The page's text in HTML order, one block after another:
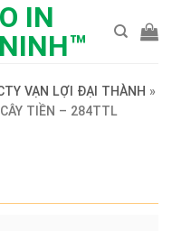
VẠN LỢI ĐẠI THÀNH »
CÂY TIỀN – 284TTL